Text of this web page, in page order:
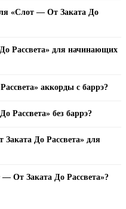
«Слот — От Заката До
Рассвета» для начинающих
аккорды с баррэ?
Рассвета» без баррэ?
До Рассвета» для
— От Заката До Рассвета»?